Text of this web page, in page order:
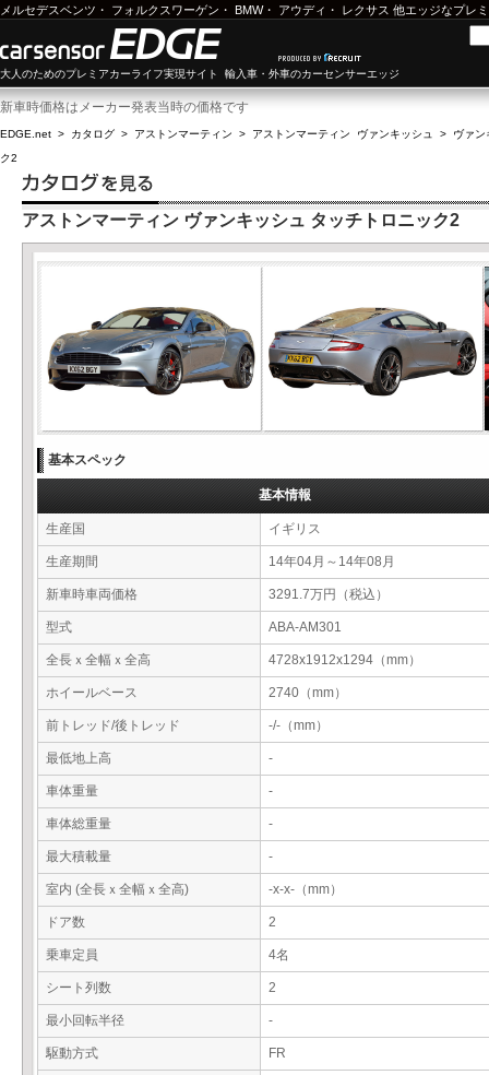
メルセデスベンツ ・ フォルクスワーゲン ・ BMW・ アウディ ・ レクサス 他エッジなプレ
大人のためのプレミアカーライフ実現サイト 輸入車・外車のカーセンサーエッジ
新車時価格はメーカー発表当時の価格です
EDGE.net > カタログ > アストンマーティン > アストンマーティン ヴァンキッシュ > ヴァ
ク2
アストンマーティン ヴァンキッシュ タッチトロニック2
基本スペック
基本情報
生産国 イギリス
生産期間 14年04月～14年08月
新車時車両価格 3291.7万円（税込）
型式 ABA-AM301
全長ｘ全幅ｘ全高 4728x1912x1294（mm）
ホイールベース 2740（mm）
前トレッド/後トレッド -/-（mm）
最低地上高 -
車体重量 -
車体総重量 -
最大積載量 -
室内 (全長ｘ全幅ｘ全高) -x-x-（mm）
ドア数 2
乗車定員 4名
シート列数 2
最小回転半径 -
駆動方式 FR